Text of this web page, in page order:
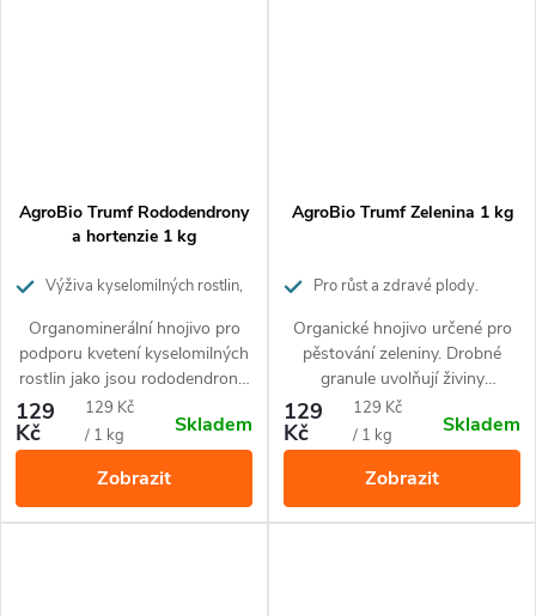
AgroBio Trumf Rododendrony
a hortenzie 1 kg
Výživa kyselomilných rostlin,
Organominerální hnojivo pro
podporu kvetení kyselomilných
rostlin jako jsou rododendrony,
hortenzie, azalky, a jiné.
129
Kč
Měrná
cena:
129 Kč
/ 1 kg
Skladem
Zobrazit
AgroBio Trumf Zelenina 1 kg
Pro růst a zdravé plody.
Organické hnojivo určené pro
pěstování zeleniny. Drobné
granule uvolňují živiny
postupně po dobu 3 měsíců.
Hnojivo obsahuje 100%
přírodní suroviny a je vhodné
pro ekologické pěstování.
Hnojivo nezasoluje půdu a
nehrozí popálení rostlin.
129
Kč
Měrná
cena:
129 Kč
/ 1 kg
Skladem
Zobrazit